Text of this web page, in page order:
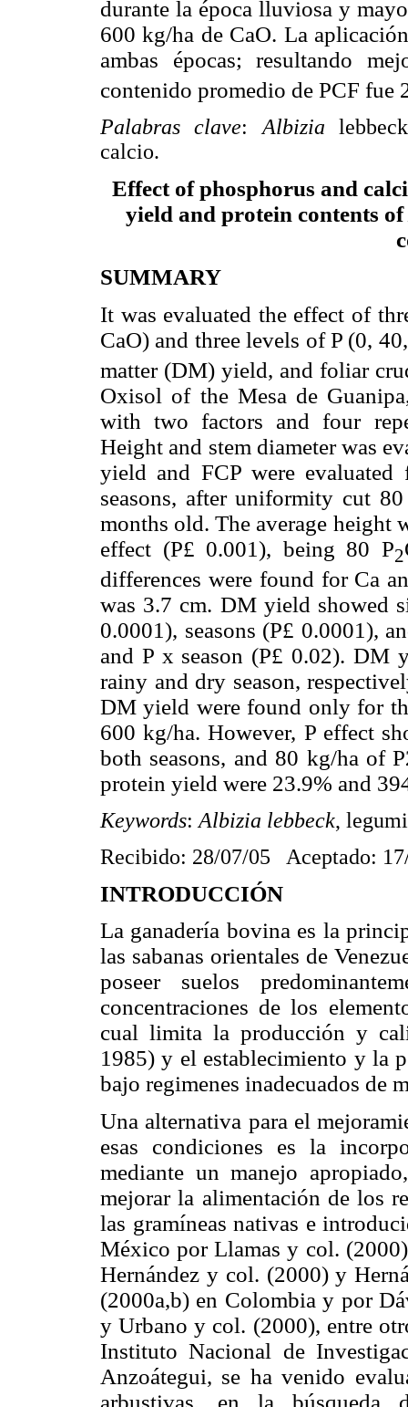
durante la época lluviosa y
600 kg/ha de CaO. La
ambas épocas; resultando
contenido promedio de PCF fue
Palabras clave: Albizia
calcio.
Effect of phosphorus and
yield and protein contents of
SUMMARY
It was evaluated the effect of
CaO) and three levels of P (0,
matter (DM) yield, and foliar
Oxisol of the Mesa de
with two factors and four
Height and stem diameter was
yield and FCP were
seasons, after uniformity cut
months old. The average height
effect (P£ 0.001), being 80 P2
differences were found for Ca
was 3.7 cm. DM yield showed
0.0001), seasons (P£ 0.0001),
and P x season (P£ 0.02). DM
rainy and dry season,
DM yield were found only for
600 kg/ha. However, P effect
both seasons, and 80 kg/ha of
protein yield were 23.9% and
Keywords:Albizia lebbeck,
Recibido: 28/07/05 Aceptado:
INTRODUCCIÓN
La ganadería bovina es la
las sabanas orientales de
poseer suelos
concentraciones de los
cual limita la producción y
1985) y el establecimiento y la
bajo regimenes inadecuados de
Una alternativa para el
esas condiciones es la
mediante un manejo
mejorar la alimentación de los
las gramíneas nativas e
México por Llamas y col.
Hernández y col. (2000) y
(2000a,b) en Colombia y por
y Urbano y col. (2000), entre
Instituto Nacional de
Anzoátegui, se ha venido
arbustivas, en la búsqueda